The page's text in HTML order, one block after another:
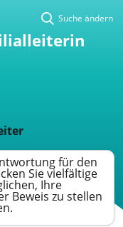
Suche ändern
für den
Sie vielfältige
Ihre
Beweis zu stellen